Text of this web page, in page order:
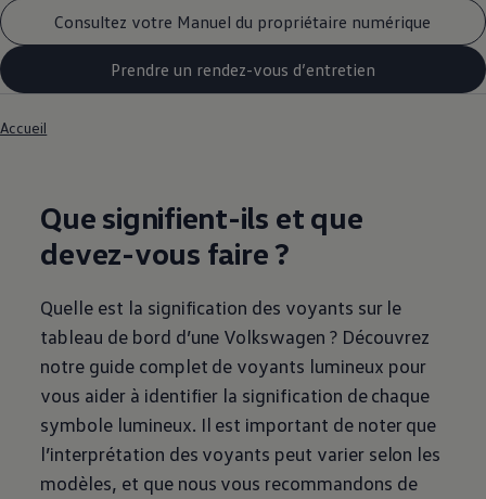
Consultez votre Manuel du propriétaire numérique
Prendre un rendez-vous d’entretien
Accueil
Que signifient-ils et que
devez-vous faire ?
Quelle est la signification des voyants sur le
tableau de bord d’une Volkswagen ? Découvrez
notre guide complet de voyants lumineux pour
vous aider à identifier la signification de chaque
symbole lumineux. Il est important de noter que
l’interprétation des voyants peut varier selon les
modèles, et que nous vous recommandons de